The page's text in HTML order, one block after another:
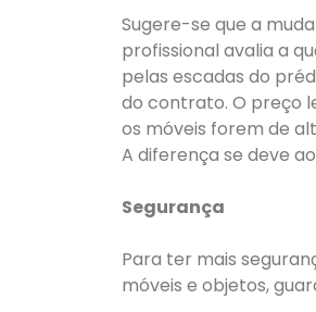
Sugere-se que a
profissional avalia a
pelas escadas do
do contrato. O preço
os móveis forem de
A diferença se deve
Segurança
Para ter mais
móveis e objetos,